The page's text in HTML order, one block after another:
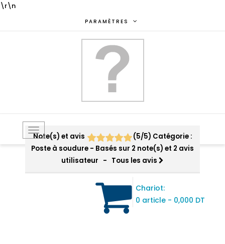
\r\n
PARAMÈTRES
Toggle
navigation
Note(s) et avis (5/5) Catégorie :
Poste à soudure - Basés sur 2 note(s) et 2 avis
utilisateur - Tous les avis
Chariot:
0 article - 0,000 DT